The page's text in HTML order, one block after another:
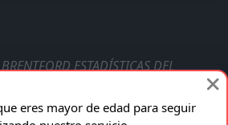
ESTADÍSTICAS DEL
eres mayor de edad para seguir